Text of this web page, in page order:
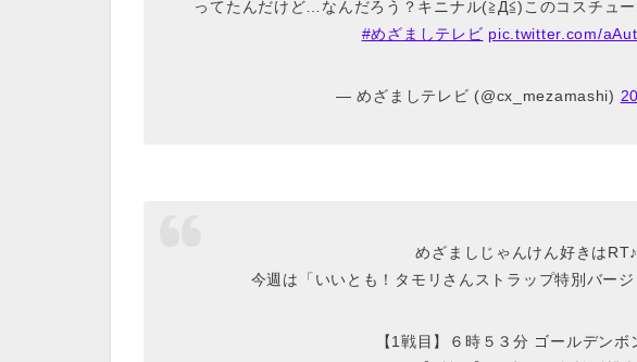
ってたんだけど…なんだろう？キニナル(≧Д≦)このコスチュ
#めざましテレビ pic.twitter.com/
— めざましテレビ (@cx_mezamashi)
めざましじゃんけん好きはRT♪
今週は「いいとも！タモリさんストラップ特別バー
【1戦目】６時５３分 ゴールデンボ